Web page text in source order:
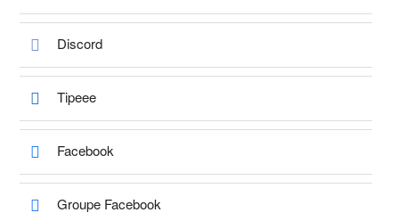
Discord
Tipeee
Facebook
Groupe Facebook